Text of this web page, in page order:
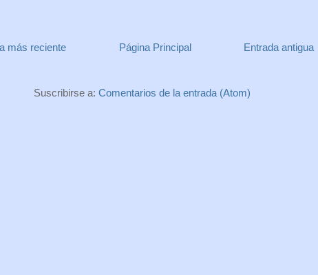
más reciente Entrada antigua
Página Principal
Suscribirse a: Comentarios de la entrada (Atom)